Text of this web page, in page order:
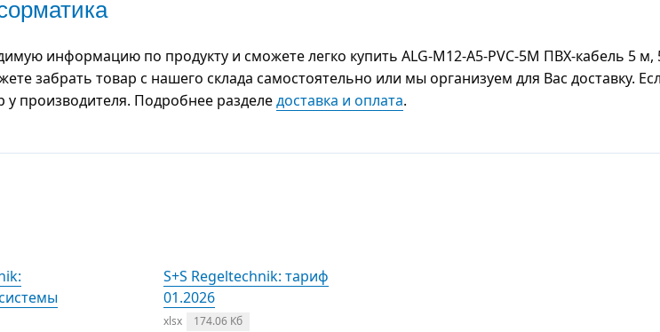
информацию по продукту и сможете легко купить ALG-M12-A5-PVC-5M ПВХ-кабель 5 м,
забрать товар с нашего склада самостоятельно или мы организуем для Вас доставку.
производителя. Подробнее разделедоставка и оплата.
S+S Regeltechnik: тариф
01.2026
xlsx 174.06 Кб